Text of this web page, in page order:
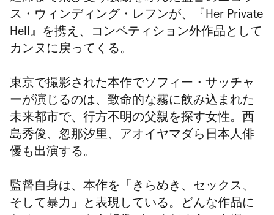
ス・ウィンディング・レフンが、『Her Private
Hell』を携え、コンペティション外作品として
カンヌに戻ってくる。
東京で撮影された本作でソフィー・サッチャ
ーが演じるのは、致命的な霧に飲み込まれた
未来都市で、行方不明の父親を探す女性。西
島秀俊、忽那汐里、アオイヤマダら日本人俳
優も出演する。
監督自身は、本作を「きらめき、セックス、
そして暴力」と表現している。どんな作品に